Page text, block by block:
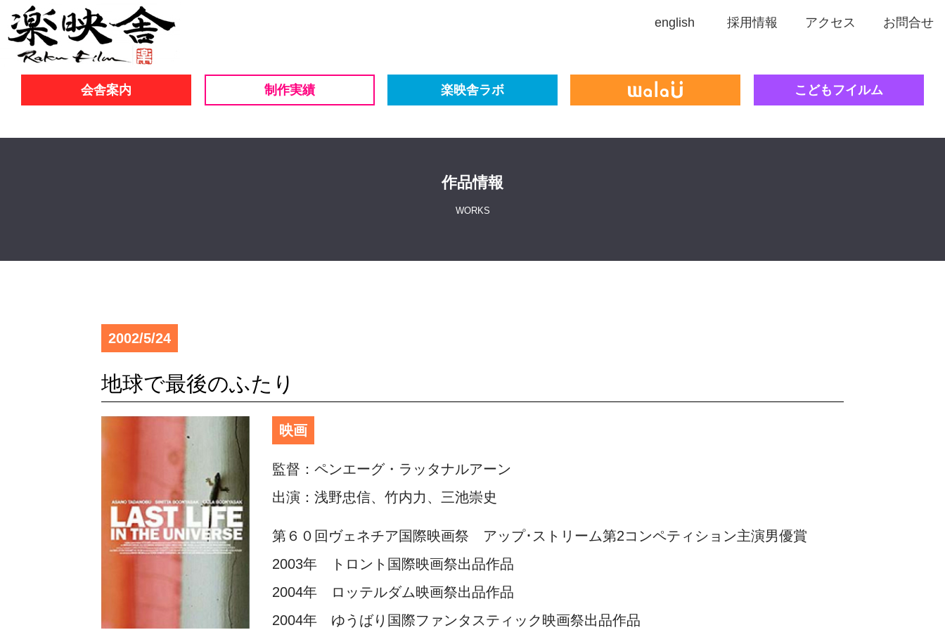
english 採用情報 アクセス お問合せ
会舎案内 制作実績 楽映舎ラボ こどもフイルム
作品情報
WORKS
2002/5/24
地球で最後のふたり
映画
監督：ペンエーグ・ラッタナルアーン
出演：浅野忠信、竹内力、三池崇史
第６０回ヴェネチア国際映画祭 アップ･ストリーム第2コンペティション主演男優賞
2003年 トロント国際映画祭出品作品
2004年 ロッテルダム映画祭出品作品
2004年 ゆうばり国際ファンタスティック映画祭出品作品